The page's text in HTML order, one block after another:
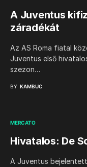
A Juventus
záradékát
Az AS Roma fiatal
Juventus első
szezon…
BY KAMBUC
MERCATO
Hivatalos: De
A Juventus